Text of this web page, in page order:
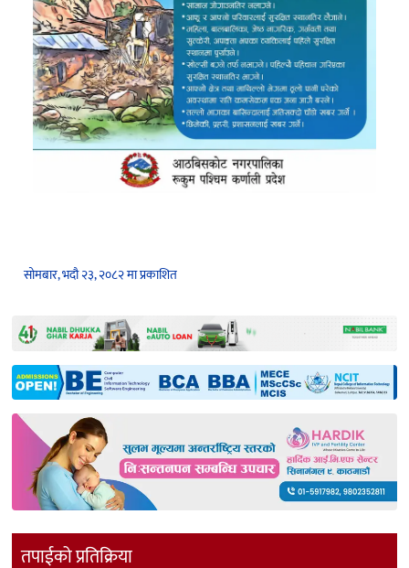
सोमबार, भदौ २३, २०८२ मा प्रकाशित
तपाईको प्रतिक्रिया